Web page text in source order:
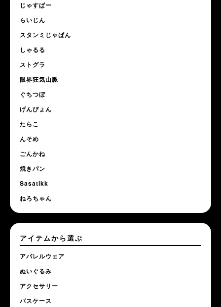
じゃすぱー
らいじん
スタンミじゃぱん
しゃるる
ストグラ
限界狂気山脈
ぐちつぼ
げんぴょん
たらこ
んそめ
ごんかね
焼きパン
Sasatikk
ねろちゃん
アイテムから選ぶ
アパレルウェア
ぬいぐるみ
アクセサリー
パスケース